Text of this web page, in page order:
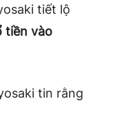
tiết lộ
tiền vào
tin rằng